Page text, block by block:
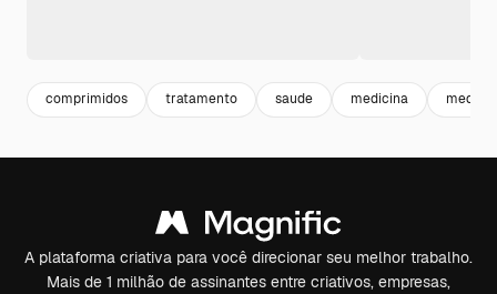
comprimidos tratamento saude medicina medical
A plataforma criativa para você direcionar seu melhor trabalho.
Mais de 1 milhão de assinantes entre criativos, empresas,